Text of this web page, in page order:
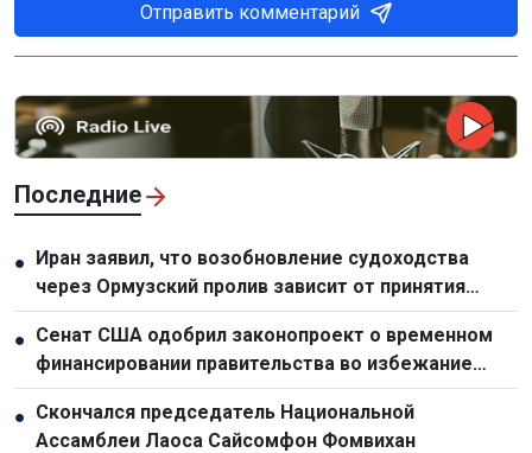
Отправить комментарий
Последние
● Иран заявил, что возобновление судоходства
через Ормузский пролив зависит от принятия
условий Тегерана Соединенными Штатами
● Сенат США одобрил законопроект о временном
финансировании правительства во избежание
шатдауна
● Скончался председатель Национальной
Ассамблеи Лаоса Сайсомфон Фомвихан